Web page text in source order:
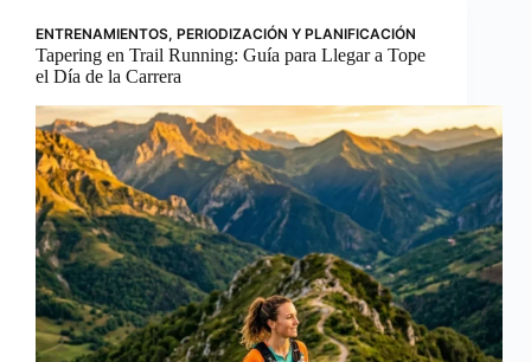
ENTRENAMIENTOS, PERIODIZACIÓN Y PLANIFICACIÓN
Tapering en Trail Running: Guía para Llegar a Tope
el Día de la Carrera